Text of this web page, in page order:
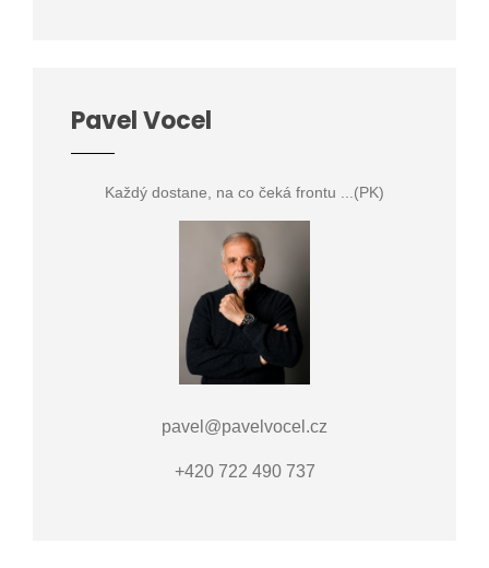
Pavel Vocel
Každý dostane, na co čeká frontu ...(PK)
pavel@pavelvocel.cz
+420 722 490 737